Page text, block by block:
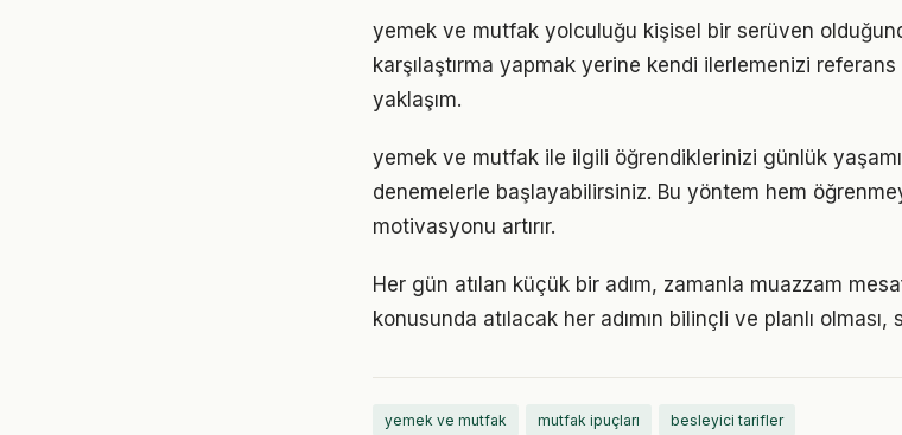
yemek ve mutfak yolculuğu kişisel bir serüven
karşılaştırma yapmak yerine kendi ilerlemenizi referans
yaklaşım.
yemek ve mutfak ile ilgili öğrendiklerinizi günlük
denemelerle başlayabilirsiniz. Bu yöntem hem
motivasyonu artırır.
Her gün atılan küçük bir adım, zamanla muazzam
konusunda atılacak her adımın bilinçli ve planlı olması,
yemek ve mutfak mutfak ipuçları besleyici tarifler